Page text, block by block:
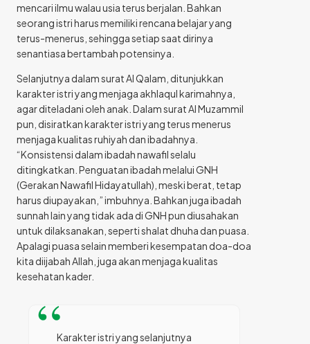
mencari ilmu walau usia terus berjalan. Bahkan
seorang istri harus memiliki rencana belajar yang
terus-menerus, sehingga setiap saat dirinya
senantiasa bertambah potensinya.
Selanjutnya dalam surat Al Qalam, ditunjukkan
karakter istri yang menjaga akhlaqul karimahnya,
agar diteladani oleh anak. Dalam surat Al Muzammil
pun, disiratkan karakter istri yang terus menerus
menjaga kualitas ruhiyah dan ibadahnya.
“Konsistensi dalam ibadah nawafil selalu
ditingkatkan. Penguatan ibadah melalui GNH
(Gerakan Nawafil Hidayatullah), meski berat, tetap
harus diupayakan,” imbuhnya. Bahkan juga ibadah
sunnah lain yang tidak ada di GNH pun diusahakan
untuk dilaksanakan, seperti shalat dhuha dan puasa.
Apalagi puasa selain memberi kesempatan doa-doa
kita diijabah Allah, juga akan menjaga kualitas
kesehatan kader.
Karakter istri yang selanjutnya